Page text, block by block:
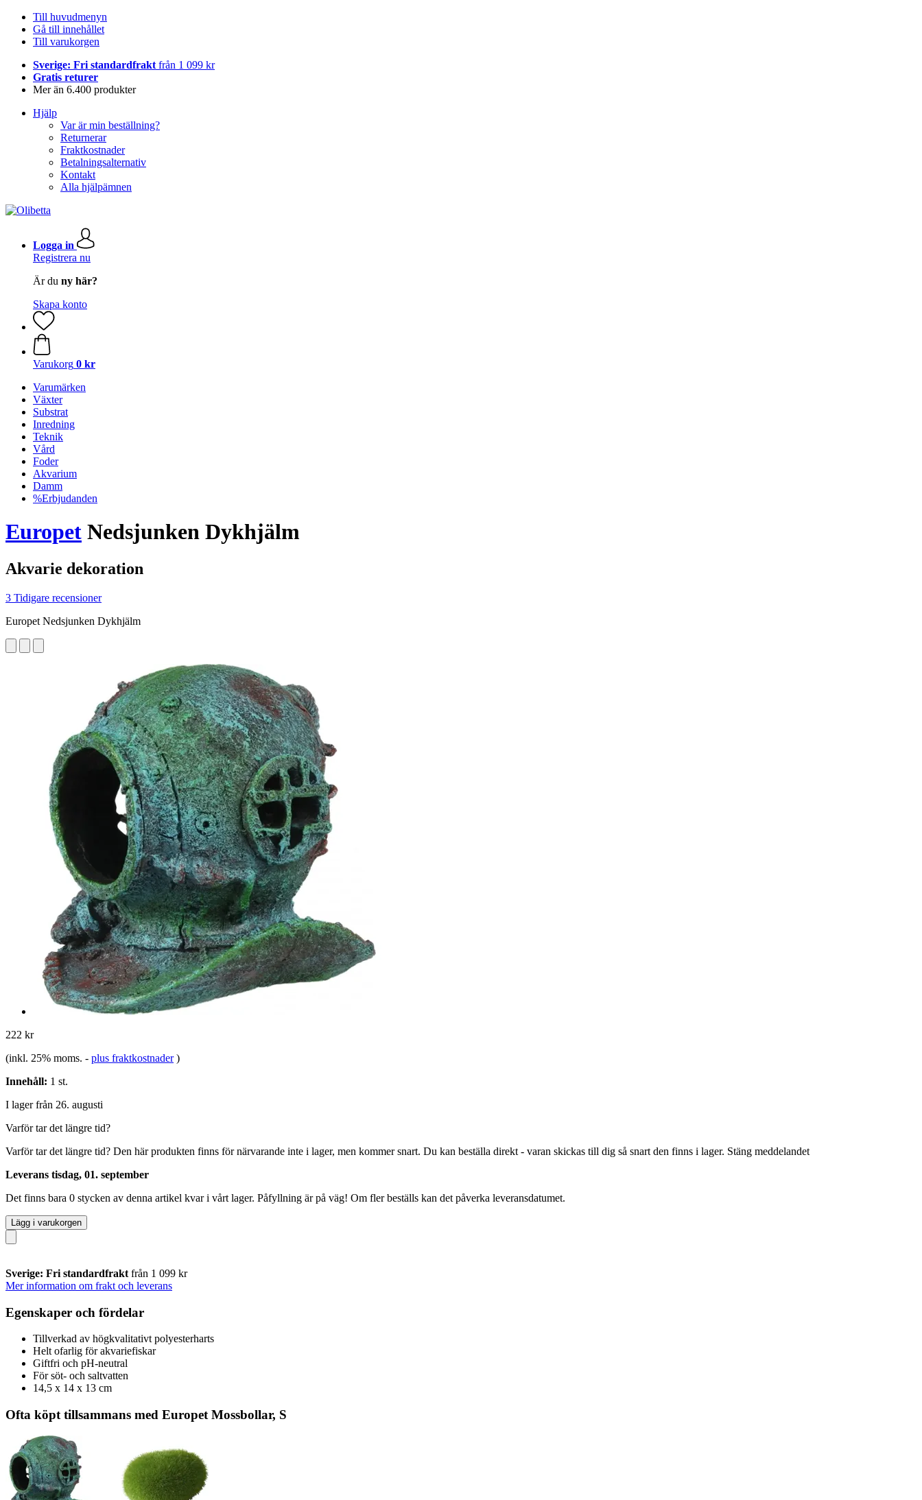
Till huvudmenyn
Gå till innehållet
Till varukorgen
Sverige: Fri standardfrakt från 1 099 kr
Gratis returer
Mer än 6.400 produkter
Hjälp
Var är min beställning?
Returnerar
Fraktkostnader
Betalningsalternativ
Kontakt
Alla hjälpämnen
Logga in
Registrera nu
Är du ny här?
Skapa konto
Varukorg 0 kr
Varumärken
Växter
Substrat
Inredning
Teknik
Vård
Foder
Akvarium
Damm
%Erbjudanden
Europet Nedsjunken Dykhjälm
Akvarie dekoration
3 Tidigare recensioner
Europet Nedsjunken Dykhjälm
222 kr
(inkl. 25% moms. - plus fraktkostnader )
Innehåll: 1 st.
I lager från 26. augusti
Varför tar det längre tid?
Varför tar det längre tid? Den här produkten finns för närvarande inte i lager, men kommer snart. Du kan beställa direkt - varan skickas till dig så snart den finns i lager. Stäng meddelandet
Leverans tisdag, 01. september
Det finns bara 0 stycken av denna artikel kvar i vårt lager. Påfyllning är på väg! Om fler beställs kan det påverka leveransdatumet.
Lägg i varukorgen
Sverige: Fri standardfrakt från 1 099 kr
Mer information om frakt och leverans
Egenskaper och fördelar
Tillverkad av högkvalitativt polyesterharts
Helt ofarlig för akvariefiskar
Giftfri och pH-neutral
För söt- och saltvatten
14,5 x 14 x 13 cm
Ofta köpt tillsammans med Europet Mossbollar, S